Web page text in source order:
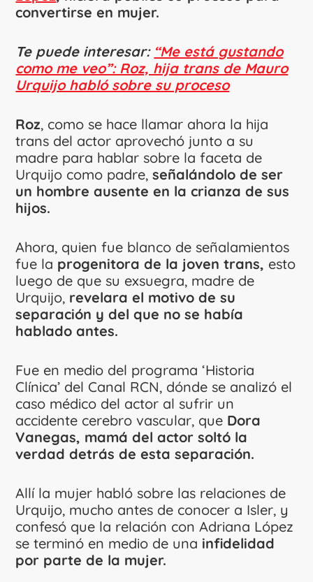
convertirse en mujer.
Te puede interesar: “Me está gustando
como me veo”: Roz, hija trans de Mauro
Urquijo habló sobre su proceso
Roz, como se hace llamar ahora la hija
trans del actor aprovechó junto a su
madre para hablar sobre la faceta de
Urquijo como padre,señalándolo de ser
un hombre ausente en la crianza de sus
hijos.
Ahora, quien fue blanco de señalamientos
fue la progenitora de la joven trans, esto
luego de que su exsuegra, madre de
Urquijo, revelara el motivo de su
separación y del que no se había
hablado antes.
Fue en medio del programa ‘Historia
Clínica’ del Canal RCN, dónde se analizó el
caso médico del actor al sufrir un
accidente cerebro vascular, que Dora
Vanegas, mamá del actor soltó la
verdad detrás de esta separación.
Allí la mujer habló sobre las relaciones de
Urquijo, mucho antes de conocer a Isler, y
confesó que la relación con Adriana López
se terminó en medio de una infidelidad
por parte de la mujer.